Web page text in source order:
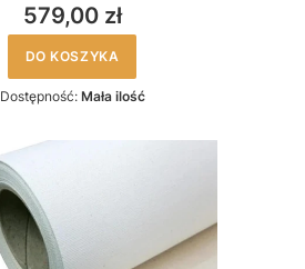
579,00 zł
DO KOSZYKA
Dostępność: Mała ilość